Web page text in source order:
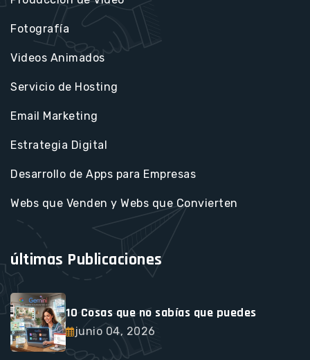
últimas Publicaciones
10 Cosas que no sabías que puedes
junio 04, 2026
Fotografía
Videos Animados
Servicio de Hosting
Email Marketing
Estrategia Digital
Desarrollo de Apps para Empresas
Webs que Venden y Webs que Convierten